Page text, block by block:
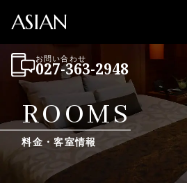
ASIAN
お問い合わせ
027-363-2948
ROOMS
料金・客室情報